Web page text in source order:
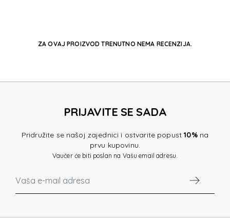
ZA OVAJ PROIZVOD TRENUTNO NEMA RECENZIJA.
PRIJAVITE SE SADA
Pridružite se našoj zajednici i ostvarite popust10%na
prvu kupovinu.
Vaučer će biti poslan na Vašu email adresu.